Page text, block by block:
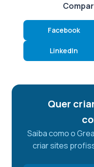
Facebook
LinkedIn
Quer
Saiba como o
criar sites